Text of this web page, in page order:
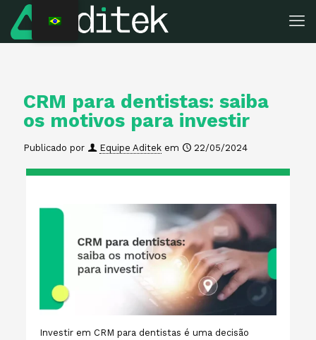
CRM para dentistas: saiba
os motivos para investir
Publicado por Equipe Aditek em 22/05/2024
Investir em CRM para dentistas é uma decisão